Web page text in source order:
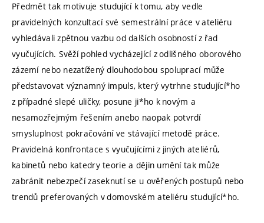
Předmět tak motivuje studující k tomu, aby vedle
pravidelných konzultací své semestrální práce v ateliéru
vyhledávali zpětnou vazbu od dalších osobností z řad
vyučujících. Svěží pohled vycházející z odlišného oborového
zázemí nebo nezatížený dlouhodobou spoluprací může
představovat významný impuls, který vytrhne studující*ho
z případné slepé uličky, posune ji*ho k novým a
nesamozřejmým řešením anebo naopak potvrdí
smysluplnost pokračování ve stávající metodě práce.
Pravidelná konfrontace s vyučujícími z jiných ateliérů,
kabinetů nebo katedry teorie a dějin umění tak může
zabránit nebezpečí zaseknutí se u ověřených postupů nebo
trendů preferovaných v domovském ateliéru studující*ho.